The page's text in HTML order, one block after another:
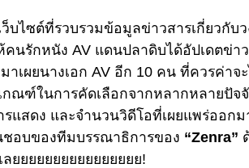
ว็บไซต์ที่รวบรวมข้อมูลข่าวสารเกี่ยวกั
คนรักหนัง AV แดนปลาดิบได้อัปเดตข่า
มาเผยนางเอก AV อีก 10 คน ที่ควรค่า
กณฑ์ในการคัดเลือกจากหลากหลายปั
แสดง และจำนวนวิดีโอที่เผยแพร่ออก
อบของทีมบรรณาธิการของ “Zenra”
ยยยยยยยยยยยยยยยย!